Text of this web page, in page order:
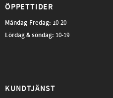
ÖPPETTIDER
Måndag-Fredag: 10-20
Lördag & söndag: 10-19
KUNDTJÄNST